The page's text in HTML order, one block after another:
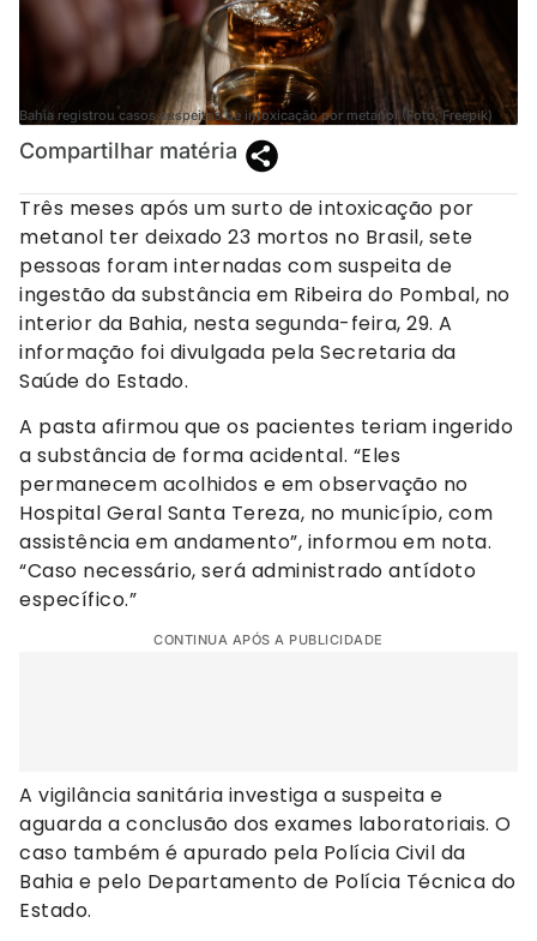
Bahia registrou casos suspeitos de intoxicação por metanol (Foto: Freepik)
Compartilhar matéria
Três meses após um surto de intoxicação por
metanol ter deixado 23 mortos no Brasil, sete
pessoas foram internadas com suspeita de
ingestão da substância em Ribeira do Pombal, no
interior da Bahia, nesta segunda-feira, 29. A
informação foi divulgada pela Secretaria da
Saúde do Estado.
A pasta afirmou que os pacientes teriam ingerido
a substância de forma acidental. “Eles
permanecem acolhidos e em observação no
Hospital Geral Santa Tereza, no município, com
assistência em andamento”, informou em nota.
“Caso necessário, será administrado antídoto
específico.”
CONTINUA APÓS A PUBLICIDADE
A vigilância sanitária investiga a suspeita e
aguarda a conclusão dos exames laboratoriais. O
caso também é apurado pela Polícia Civil da
Bahia e pelo Departamento de Polícia Técnica do
Estado.